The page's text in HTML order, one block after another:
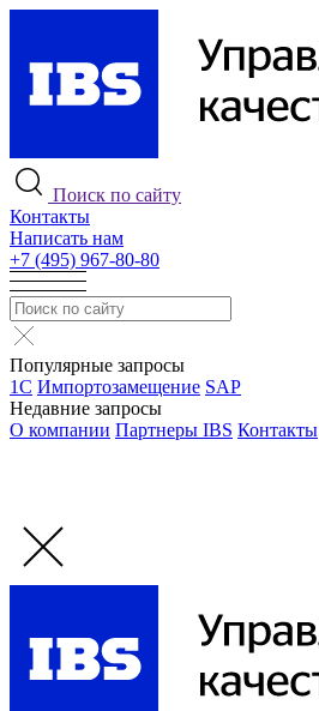
Поиск по сайту
Контакты
Написать нам
+7 (495) 967-80-80
Популярные запросы
1С Импортозамещение SAP
Недавние запросы
О компании Партнеры IBS Контакты